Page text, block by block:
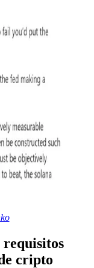
requisitos
cripto